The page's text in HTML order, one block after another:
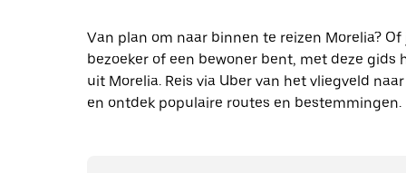
Van plan om naar binnen te reizen Morelia? Of
bezoeker of een bewoner bent, met deze gids
uit Morelia. Reis via Uber van het vliegveld
en ontdek populaire routes en bestemmingen.